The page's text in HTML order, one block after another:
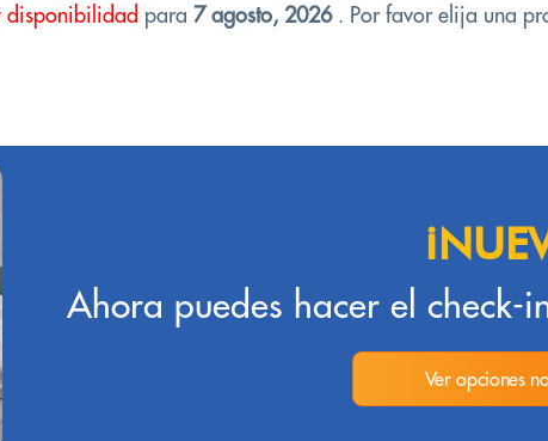
disponibilidad para 7 agosto, 2026. Por favor elija una
Ahora puedes hacer el check-
Ver opciones